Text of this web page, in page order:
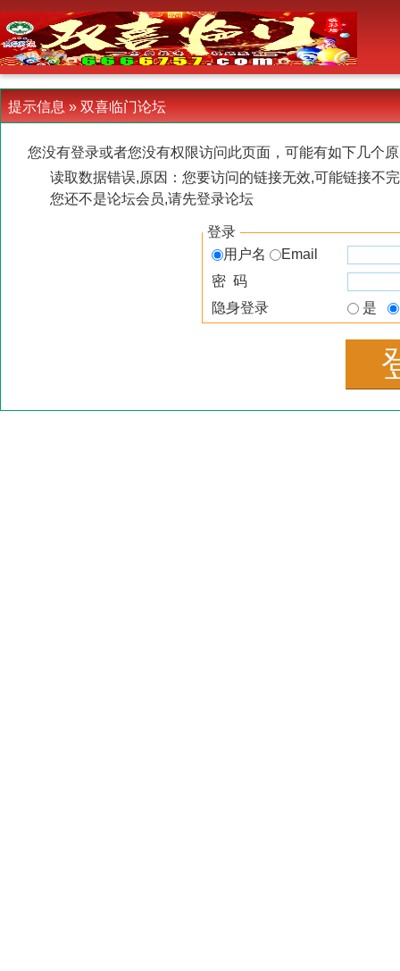
提示信息 » 双喜临门论坛
您没有登录或者您没有权限访问此页面，可能有如下几个
读取数据错误,原因：您要访问的链接无效,可能链接不
您还不是论坛会员,请先登录论坛
登录
用户名
Email
密 码
隐身登录
是